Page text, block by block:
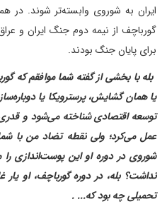
ایران به شوروی وابسته‌تر شوند. در
گورباچف از نیمه دوم جنگ ایران و
برای پایان جنگ بودند.
بله با بخشی از گفته شما موافقم که
یا همان گشایش، پرسترویکا یا
توسعه اقتصادی شناخته می‌شود و
عمل می‌کرد؛ ولی نقطه تضاد من با
شوروی در دوره او این پوست‌اندازی
نداشت؟ بله، در دوره گورباچف، او
تحمیلی چه بود که... .